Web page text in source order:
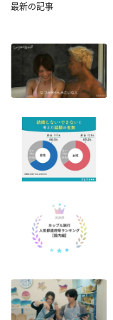
最新の記事